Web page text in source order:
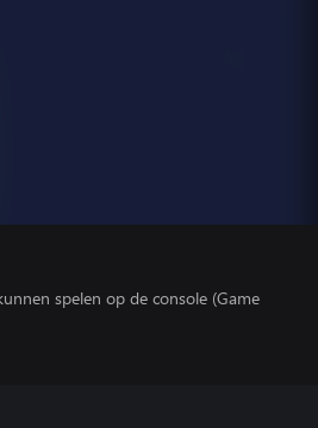
spelen op de console (Game